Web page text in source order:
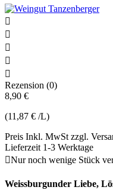





Rezension (0)
8,90 €
(11,87 € /L)
Preis Inkl. MwSt zzgl.
Lieferzeit 1-3 Werktage
Nur noch wenige Stück
Weissburgunder Liebe,